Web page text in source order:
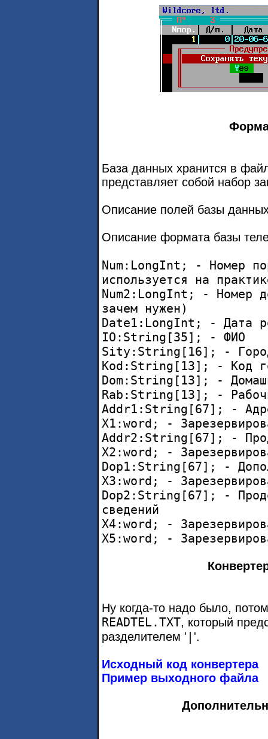
База данных хранится в
представляет собой набор
Описание полей базы
Описание формата базы
Num:LongInt; - Номер
используется на
Num2:LongInt; - Номер
зачем нужен)
Date1:LongInt; - Дата
IO:String[35]; - ФИО
Sity:String[16]; -
Kod:String[13]; - Код
Dom:String[13]; -
Rab:String[13]; -
Addr1:String[67]; -
X1:word; -
Addr2:String[67]; -
X2:word; -
Dop1:String[67]; -
X3:word; -
Dop2:String[67]; -
сведений
X4:word; -
X5:word; -
Ну когда-то надо было,
READTEL.TXT, который
разделителем ' | '.
Исходный код конвертера
Пример выходного файла